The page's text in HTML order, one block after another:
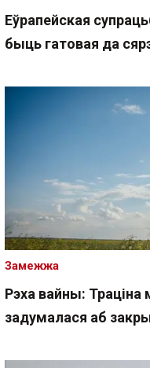
Еўрапейская
быць гатовая да
Рэха вайны: Траціна
задумалася аб
Замежжа